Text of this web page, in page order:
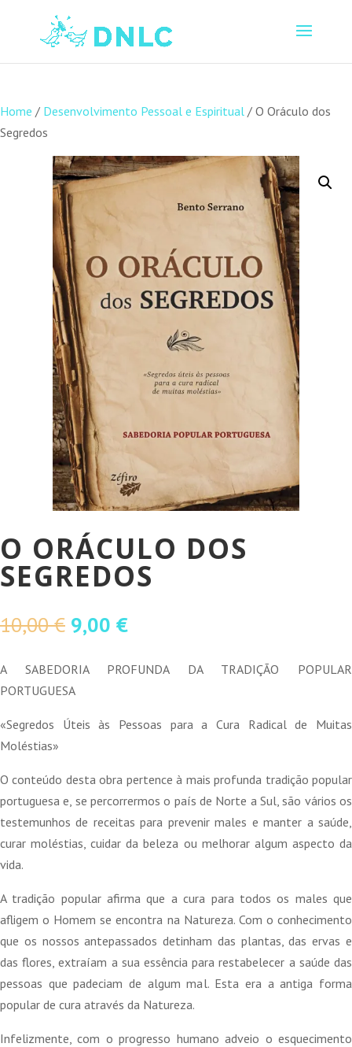
Home / Desenvolvimento Pessoal e Espiritual / O Oráculo dos
Segredos
O ORÁCULO DOS
SEGREDOS
10,00€ O
original
era:
9,00 €O
atual
A SABEDORIA PROFUNDA DA TRADIÇÃO POPULAR
PORTUGUESA
«Segredos Úteis às Pessoas para a Cura Radical de Muitas
Moléstias»
O conteúdo desta obra pertence à mais profunda tradição popular
portuguesa e, se percorrermos o país de Norte a Sul, são vários os
testemunhos de receitas para prevenir males e manter a saúde,
curar moléstias, cuidar da beleza ou melhorar algum aspecto da
vida.
A tradição popular afirma que a cura para todos os males que
afligem o Homem se encontra na Natureza. Com o conhecimento
que os nossos antepassados detinham das plantas, das ervas e
das flores, extraíam a sua essência para restabelecer a saúde das
pessoas que padeciam de algum mal. Esta era a antiga forma
popular de cura através da Natureza.
Infelizmente, com o progresso humano adveio o esquecimento